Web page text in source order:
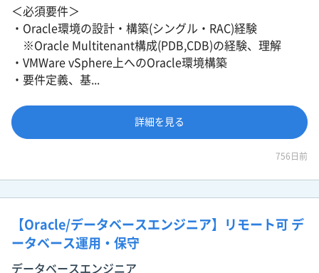
＜必須要件＞
・Oracle環境の設計・構築(シングル・RAC)経験
※Oracle Multitenant構成(PDB,CDB)の経験、理解
・VMWare vSphere上へのOracle環境構築
・要件定義、基...
詳細を見る
756日前
【Oracle/データベースエンジニア】リモート可 デ
ータベース運用・保守
データベースエンジニア